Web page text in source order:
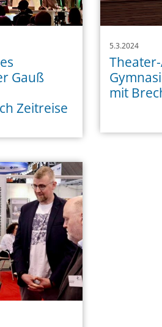
Gauß
Zeitreise
5.3.2024
mit